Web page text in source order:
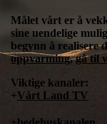
Målet vårt er å
sine uendelige
begynn å realisere
oppvarming,gå til
Viktige kanaler:
+Vårt Land TV